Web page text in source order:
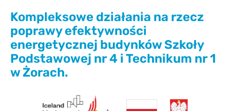
Kompleksowe działania na rzecz
poprawy efektywności
energetycznej budynków Szkoły
Podstawowej nr 4 i Technikum nr 1
w Żorach.